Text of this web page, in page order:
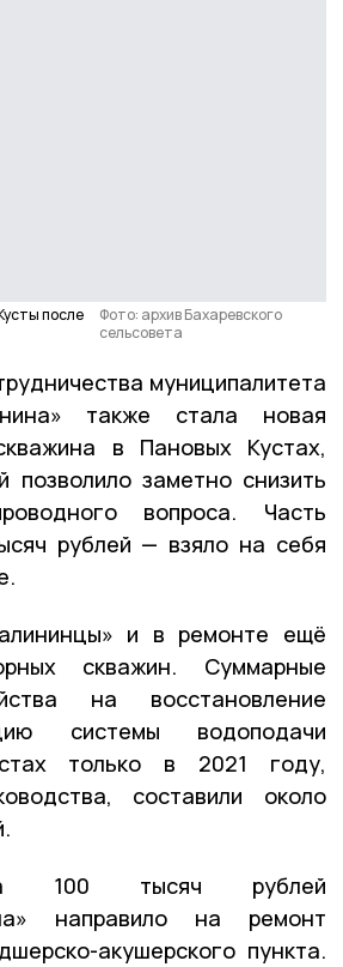
после
Фото: архив Бахаревского
сельсовета
муниципалитета
также стала новая
в Пановых Кустах,
позволило заметно снизить
вопроса. Часть
рублей — взяло на себя
и в ремонте ещё
скважин. Суммарные
на восстановление
системы водоподачи
только в 2021 году,
составили около
100 тысяч рублей
направило на ремонт
акушерского пункта.